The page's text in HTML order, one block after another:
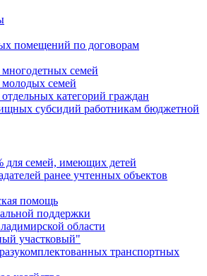
помещений по договорам
семей
семей
категорий граждан
субсидий работникам бюджетной
для семей, имеющих детей
ранее учтенных объектов
помощь
поддержки
области
участковый"
транспортных